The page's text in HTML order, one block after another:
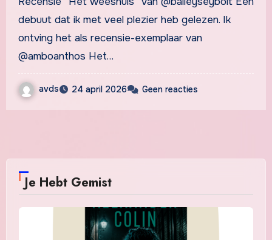
debuut dat ik met veel plezier heb gelezen. Ik
ontving het als recensie-exemplaar van
@amboanthos Het…
avds 24 april 2026 Geen reacties
Je Hebt Gemist